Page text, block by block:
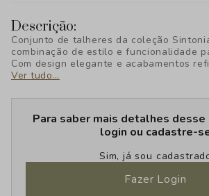
Descrição:
Conjunto de talheres da coleção
combinação de estilo e funcionalidade
Com design elegante e acabamentos
sofisticação e praticidade em cada
Ver tudo...
Para saber mais detalhes
login ou cadastre-
Sim, já sou
Fazer Login